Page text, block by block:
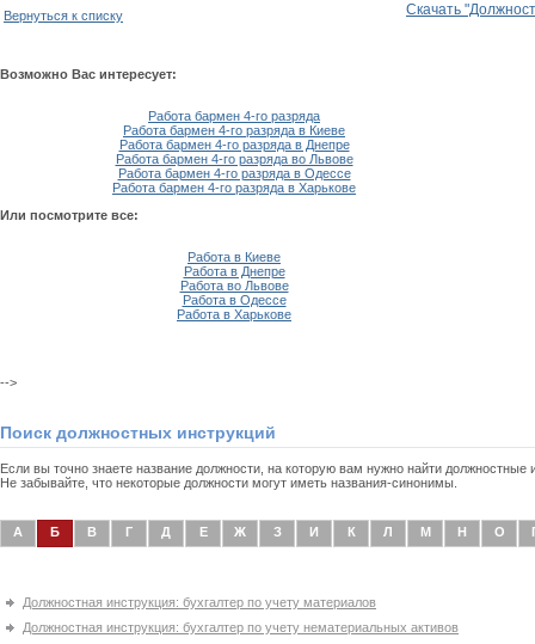
Вернуться к списку Скачать
Возможно Вас интересует:
Работа бармен 4-го разряда
Работа бармен 4-го разряда в Киеве
Работа бармен 4-го разряда в Днепре
Работа бармен 4-го разряда во Львове
Работа бармен 4-го разряда в Одессе
Работа бармен 4-го разряда в Харькове
Или посмотрите все:
Работа в Киеве
Работа в Днепре
Работа во Львове
Работа в Одессе
Работа в Харькове
-->
Поиск должностных инструкций
Если вы точно знаете название должности, на которую вам нужно найти
Не забывайте, что некоторые должности могут иметь названия-синонимы.
А Б В Г Д Е Ж З И К Л М Н О
Должностная инструкция: бухгалтер по учету материалов
Должностная инструкция: бухгалтер по учету нематериальных активов